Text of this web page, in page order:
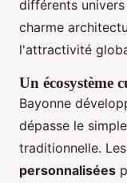
différents
charme
l'attractivité
Un écosystème
Bayonne
dépasse le
traditionnelle. Les
personnalisées